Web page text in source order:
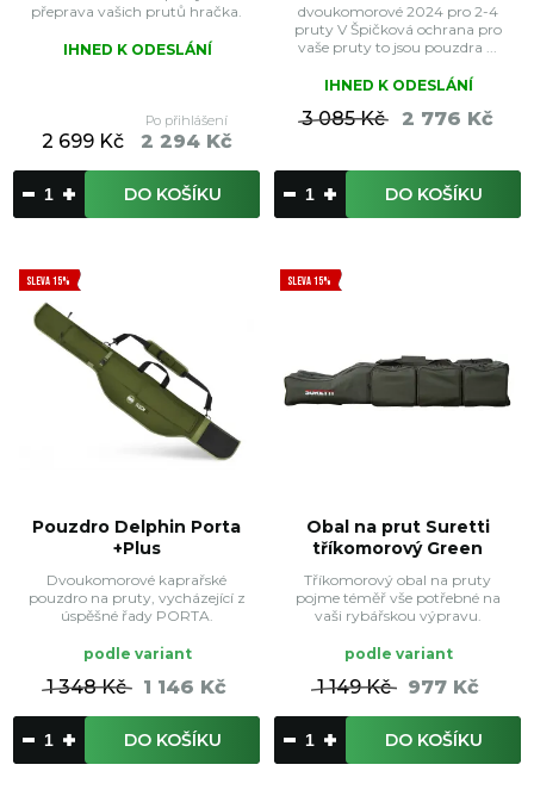
přeprava vašich prutů hračka.
IHNED K ODESLÁNÍ
2 699 Kč
Po přihlášení
2 294 Kč
DO KOŠÍKU
dvoukomorové 2024 pro 2-4
pruty V Špičková ochrana pro
vaše pruty to jsou pouzdra ...
IHNED K ODESLÁNÍ
3 085 Kč 2 776 Kč
DO KOŠÍKU
SLEVA 15%
Pouzdro Delphin Porta
+Plus
Dvoukomorové kaprařské
pouzdro na pruty, vycházející z
úspěšné řady PORTA.
podle variant
1 348 Kč 1 146 Kč
DO KOŠÍKU
SLEVA 15%
Obal na prut Suretti
tříkomorový Green
Tříkomorový obal na pruty
pojme téměř vše potřebné na
vaši rybářskou výpravu.
podle variant
1 149 Kč 977 Kč
DO KOŠÍKU